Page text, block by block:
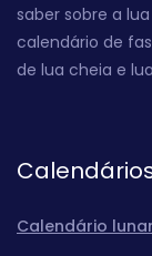
saber sobre a
calendário de
de lua cheia e
Calendário lunar